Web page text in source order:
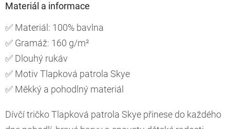
Materiál a informace
✅ Materiál: 100% bavlna
✅ Gramáž: 160 g/m²
✅ Dlouhý rukáv
✅ Motiv Tlapková patrola Skye
✅ Měkký a pohodlný materiál
Dívčí tričko Tlapková patrola Skye přinese do každého